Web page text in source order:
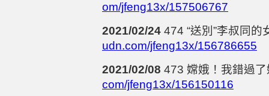
om/jfeng13x/157506767
2021/02/24 474 “送別”李叔同
udn.com/jfeng13x/156786655
2021/02/08 473 嫦娥！我錯過
com/jfeng13x/156150116